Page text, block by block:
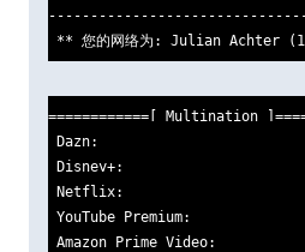
** 您的网络为: Julian Achter
============[ Multination
Dazn:
Disney+:
Netflix:
YouTube Premium:
Amazon Prime Video: